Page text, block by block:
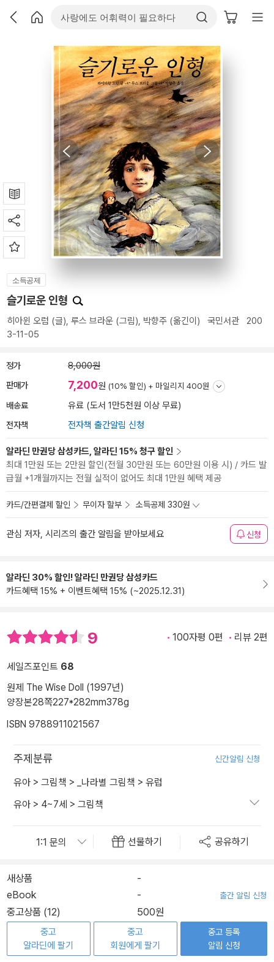
소득공제
슬기로운 인형
히아윈 오럼 (글), 루스 브라운 (그림), 박향주 (옮긴이) 국민서관 200
3-11-05
정가 8,000원
판매가 7,200원 (10% 할인) + 마일리지 400원
배송료 유료 (도서 1만5천원 이상 무료)
전자책 전자책 출간알림 신청
알라딘 만권당 삼성카드, 알라딘 15% 청구 할인
최대 1만원 또는 2만원 할인(전월 30만원 또는 60만원 이용 시) / 카드 발
급월 +1개월까지는 전월 실적이 없어도 최대 1만원 혜택 제공
카드/간편결제 할인 무이자 할부 소득공제 330원
관심 저자, 시리즈의 출간 알림을 받아보세요 신청
알라딘 30% 할인! 알라딘 만권당 삼성카드
카드혜택 15% + 이벤트혜택 15% (~2025.12.31)
9 100자평 0편 리뷰 2편
세일즈포인트 68
원제 The Wise Doll (1997년)
양장본28쪽227*282mm378g
ISBN 9788911021567
주제분류 신간알림 신청
유아 > 그림책 > _나라별 그림책 > 유럽
유아 > 4~7세 > 그림책
선물하기 공유하기
새상품
-
eBook
- 출간 알림 신청
중고상품 (12) 500원
중고
알라딘에 팔기
중고
회원에게 팔기
중고 등록
알림 신청